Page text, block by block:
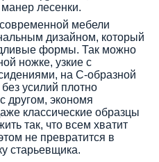
лесенки.
мебели
дизайном, который
формы. Так можно
ножке, узкие с
на С-образной
усилий плотно
другом, экономя
классические образцы
так, что всем хватит
не превратится в
старьевщика.